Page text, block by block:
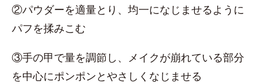
②パウダーを適量とり、均一になじませるように
パフを揉みこむ
③手の甲で量を調節し、メイクが崩れている部分
を中心にポンポンとやさしくなじませる